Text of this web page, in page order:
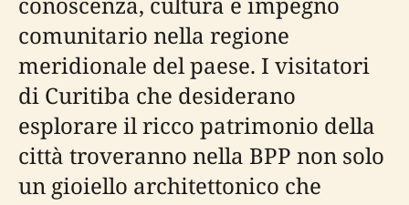
comunitario nella regione
meridionale del paese. I visitatori
di Curitiba che desiderano
esplorare il ricco patrimonio della
città troveranno nella BPP non solo
un gioiello architettonico che